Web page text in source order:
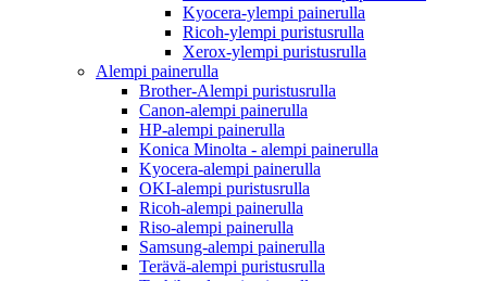
Kyocera-ylempi painerulla
Ricoh-ylempi puristusrulla
Xerox-ylempi puristusrulla
Alempi painerulla
Brother-Alempi puristusrulla
Canon-alempi painerulla
HP-alempi painerulla
Konica Minolta - alempi painerulla
Kyocera-alempi painerulla
OKI-alempi puristusrulla
Ricoh-alempi painerulla
Riso-alempi painerulla
Samsung-alempi painerulla
Terävä-alempi puristusrulla